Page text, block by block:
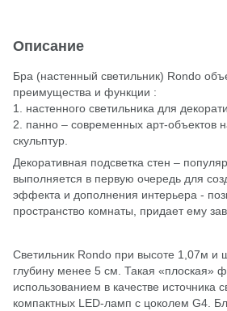
Описание
Бра (настенный светильник) Rondo
преимущества и функции :
1. настенного светильника для
2. панно – современных арт-объектов
скульптур.
Декоративная подсветка стен –
выполняется в первую очередь для
эффекта и дополнения интерьера -
пространство комнаты, придает ему
Светильник Rondo при высоте 1,07м и
глубину менее 5 см. Такая «плоская»
использованием в качестве источника
компактных LED-ламп с цоколем G4.